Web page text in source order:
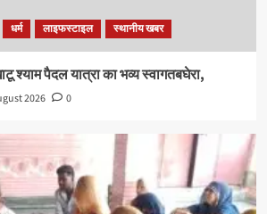
धर्म लाइफस्टाइल स्थानीय खबर
श्याम पैदल यात्रा का भव्य स्वागतबघेरा,
2026 0